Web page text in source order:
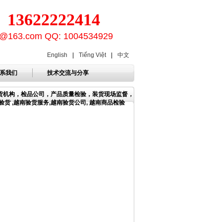
QQ: 1004534929
English Tiếng Việt 中文
我们 技术交流与分享
构，检品公司，产品质量检验，装货现场监督，
货 ,越南验货服务,越南验货公司, 越南商品检验